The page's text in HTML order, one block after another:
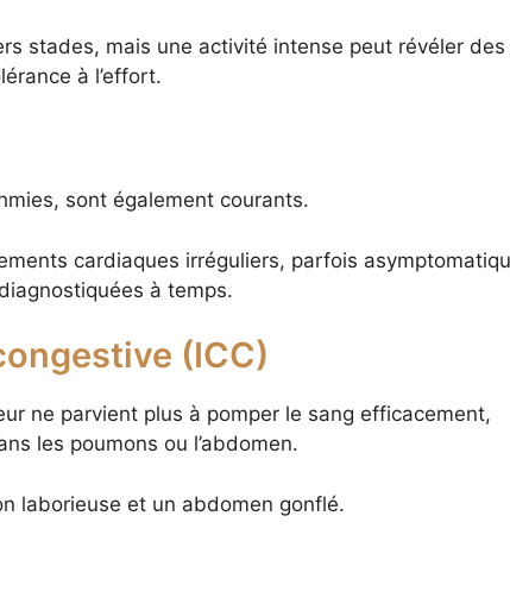
stades, mais une activité intense peut révéler des
à l’effort.
sont également courants.
cardiaques irréguliers, parfois
à temps.
(ICC)
ne parvient plus à pomper le sang efficacement,
les poumons ou l’abdomen.
laborieuse et un abdomen gonflé.